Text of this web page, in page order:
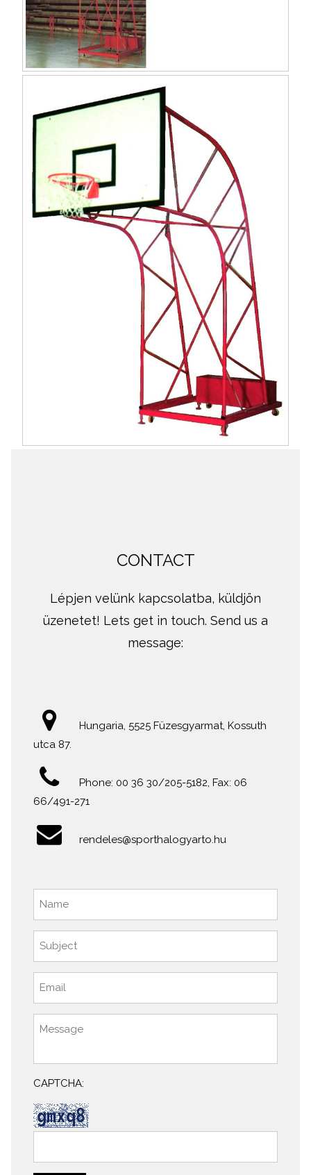
CONTACT
Lépjen velünk kapcsolatba, küldjön
üzenetet! Lets get in touch. Send us a
message:
Hungaria, 5525 Füzesgyarmat, Kossuth
utca 87.
Phone: 00 36 30/205-5182, Fax: 06
66/491-271
rendeles@sporthalogyarto.hu
CAPTCHA: